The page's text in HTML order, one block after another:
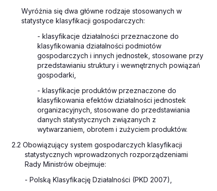
Wyróżnia się dwa główne rodzaje stosowanych w
statystyce klasyfikacji gospodarczych:
- klasyfikacje działalności przeznaczone do
klasyfikowania działalności podmiotów
gospodarczych i innych jednostek, stosowane przy
przedstawianiu struktury i wewnętrznych powiązań
gospodarki,
- klasyfikacje produktów przeznaczone do
klasyfikowania efektów działalności jednostek
organizacyjnych, stosowane do przedstawiania
danych statystycznych związanych z
wytwarzaniem, obrotem i zużyciem produktów.
2.2 Obowiązujący system gospodarczych klasyfikacji
statystycznych wprowadzonych rozporządzeniami
Rady Ministrów obejmuje:
- Polską Klasyfikację Działalności (PKD 2007),